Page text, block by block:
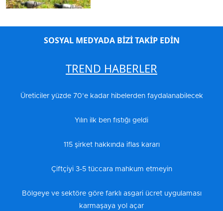
SOSYAL MEDYADA BİZİ TAKİP EDİN
TREND HABERLER
Üreticiler yüzde 70’e kadar hibelerden faydalanabilecek
Yılın ilk ben fıstığı geldi
115 şirket hakkında iflas kararı
Çiftçiyi 3-5 tüccara mahkum etmeyin
Bölgeye ve sektöre göre farklı asgari ücret uygulaması
karmaşaya yol açar